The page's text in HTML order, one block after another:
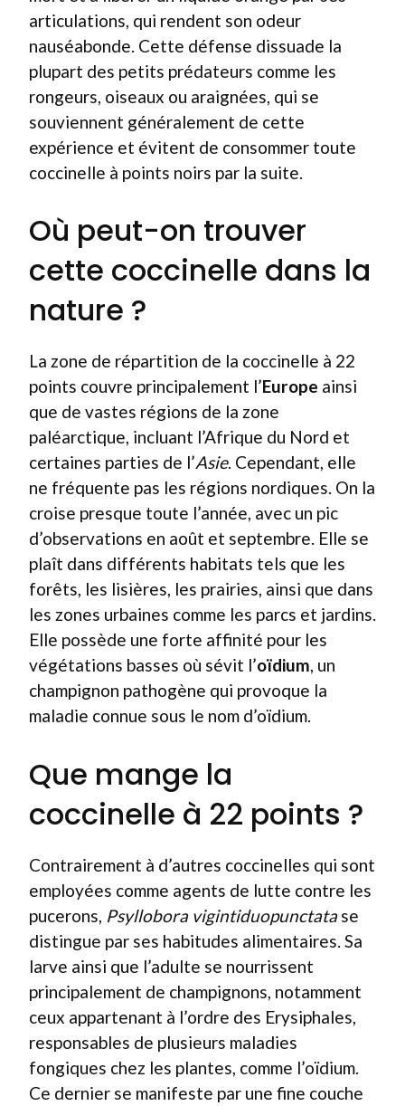
articulations, qui rendent son odeur
nauséabonde. Cette défense dissuade la
plupart des petits prédateurs comme les
rongeurs, oiseaux ou araignées, qui se
souviennent généralement de cette
expérience et évitent de consommer toute
coccinelle à points noirs par la suite.
Où peut-on trouver
cette coccinelle dans la
nature ?
La zone de répartition de la coccinelle à 22
points couvre principalement l’Europe ainsi
que de vastes régions de la zone
paléarctique, incluant l’Afrique du Nord et
certaines parties de l’Asie. Cependant, elle
ne fréquente pas les régions nordiques. On la
croise presque toute l’année, avec un pic
d’observations en août et septembre. Elle se
plaît dans différents habitats tels que les
forêts, les lisières, les prairies, ainsi que dans
les zones urbaines comme les parcs et jardins.
Elle possède une forte affinité pour les
végétations basses où sévit l’oïdium, un
champignon pathogène qui provoque la
maladie connue sous le nom d’oïdium.
Que mange la
coccinelle à 22 points ?
Contrairement à d’autres coccinelles qui sont
employées comme agents de lutte contre les
pucerons, Psyllobora vigintiduopunctatase
distingue par ses habitudes alimentaires. Sa
larve ainsi que l’adulte se nourrissent
principalement de champignons, notamment
ceux appartenant à l’ordre des Erysiphales,
responsables de plusieurs maladies
fongiques chez les plantes, comme l’oïdium.
Ce dernier se manifeste par une fine couche